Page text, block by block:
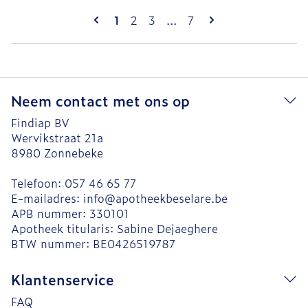
Pagina's
U lees momenteel pagina
1 Pagina
2 Pagina
3 ... Pagina
7
Neem contact met ons op
Findiap BV
Wervikstraat 21a
8980 Zonnebeke
Telefoon: 057 46 65 77
E-mailadres: info@apotheekbeselare.be
APB nummer: 330101
Apotheek titularis: Sabine Dejaeghere
BTW nummer: BE0426519787
Klantenservice
FAQ